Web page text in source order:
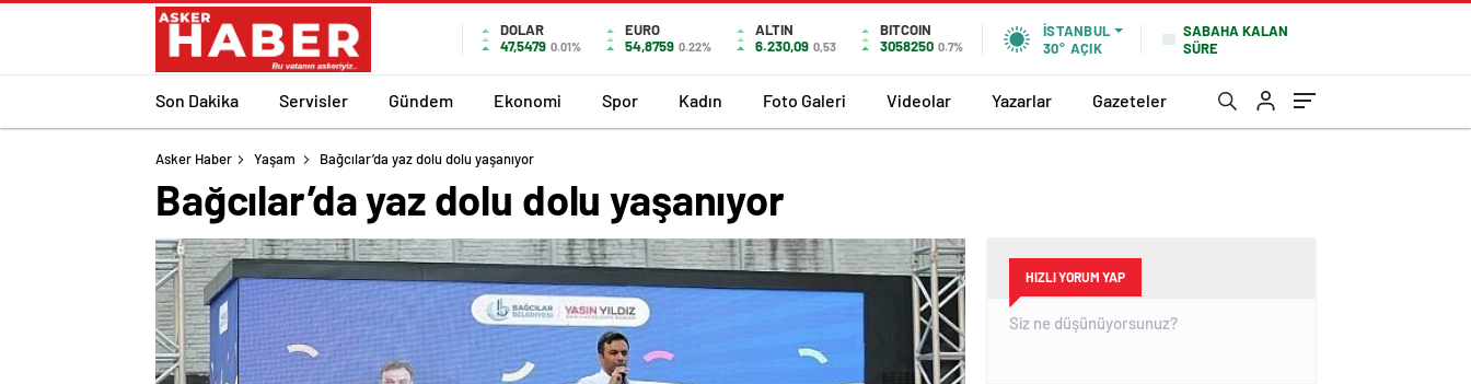
DOLAR
47,5479 0.01%
EURO
54,8759 0.22%
ALTIN
6.230,09 0,53
BITCOIN
3058250 0.7%
İSTANBUL
30° AÇIK
SABAHA KALAN
SÜRE
Son Dakika Servisler Gündem Ekonomi Spor Kadın Foto Galeri Videolar Yazarlar Gazeteler
Asker Haber Yaşam Bağcılar’da yaz dolu dolu yaşanıyor
Bağcılar’da yaz dolu dolu yaşanıyor
HIZLI YORUM YAP